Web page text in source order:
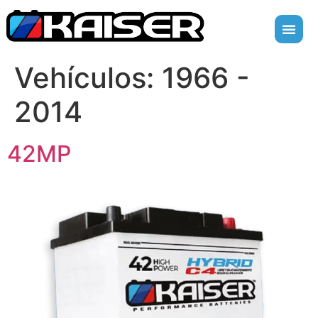
Vehículos: 1966 -
2014
42MP